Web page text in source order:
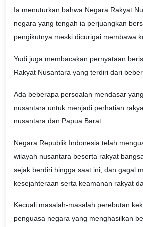
Ia menuturkan bahwa Negara Rakyat
negara yang tengah ia perjuangkan
pengikutnya meski dicurigai membawa
Yudi juga membacakan pernyataan
Rakyat Nusantara yang terdiri dari
Ada beberapa persoalan mendasar
nusantara untuk menjadi perhatian
nusantara dan Papua Barat.
Negara Republik Indonesia telah
wilayah nusantara beserta rakyat
sejak berdiri hingga saat ini, dan gagal
kesejahteraan serta keamanan rakyat
Kecuali masalah-masalah perebutan
penguasa negara yang menghasilkan